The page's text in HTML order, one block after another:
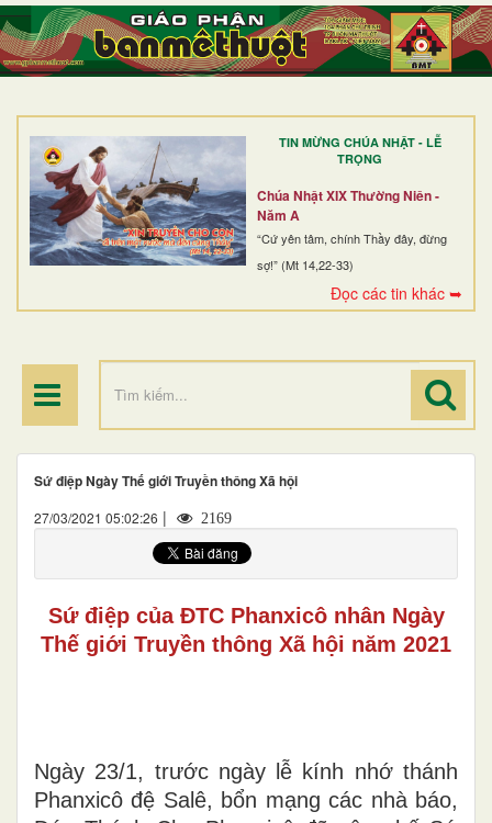
TIN MỪNG CHÚA NHẬT - LỄ
TRỌNG
Chúa Nhật XIX Thường Niên -
Năm A
“Cứ yên tâm, chính Thầy đây, đừng
sợ!” (Mt 14,22-33)
Đọc các tin khác ➥
TRANG NHẤT
GIỚI THIỆU
DÒNG TU
BAN MỤC VỤ
ĐOÀN THỂ CG
Sứ điệp Ngày Thế giới Truyền thông Xã hội
27/03/2021 05:02:26 | 2169
Sứ điệp của ĐTC Phanxicô nhân Ngày
Thế giới Truyền thông Xã hội năm 2021
Ngày 23/1, trước ngày lễ kính nhớ thánh
Phanxicô đệ Salê, bổn mạng các nhà báo,